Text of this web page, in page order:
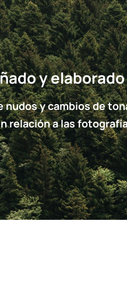
y
y cambios de
relación a las